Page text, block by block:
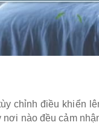
chỉnh điều khiển
nào đều cảm